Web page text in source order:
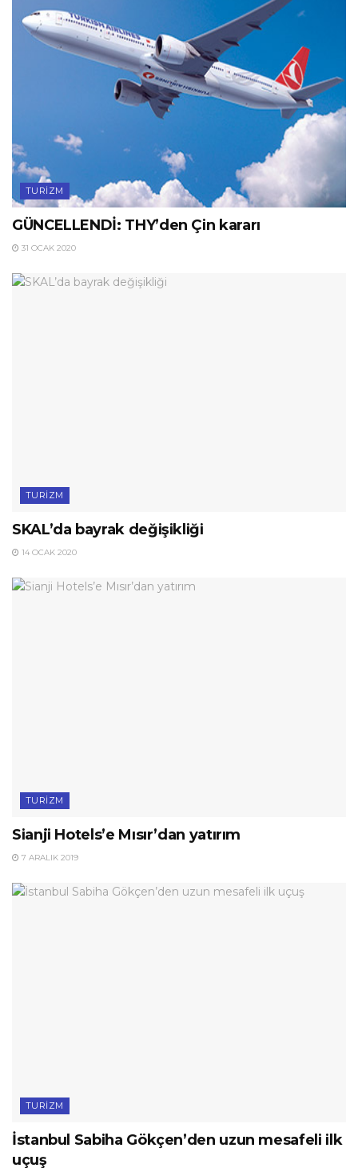
TURIZM
GÜNCELLENDİ: THY’den Çin kararı
31 OCAK 2020
TURIZM
SKAL’da bayrak değişikliği
14 OCAK 2020
TURIZM
Sianji Hotels’e Mısır’dan yatırım
7 ARALIK 2019
TURIZM
İstanbul Sabiha Gökçen’den uzun mesafeli ilk
uçuş